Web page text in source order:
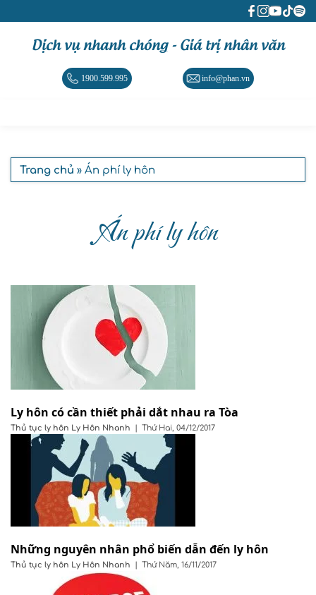
Dịch vụ nhanh chóng - Giá trị nhân văn
1900.599.995 info@phan.vn
Trang chủ » Án phí ly hôn
Án phí ly hôn
Ly hôn có cần thiết phải dắt nhau ra Tòa
Thủ tục ly hôn Ly Hôn Nhanh | Thứ Hai, 04/12/2017
Những nguyên nhân phổ biến dẫn đến ly hôn
Thủ tục ly hôn Ly Hôn Nhanh | Thứ Năm, 16/11/2017